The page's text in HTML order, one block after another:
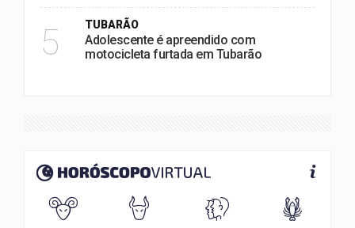
5 TUBARÃO
Adolescente é apreendido com
motocicleta furtada em Tubarão